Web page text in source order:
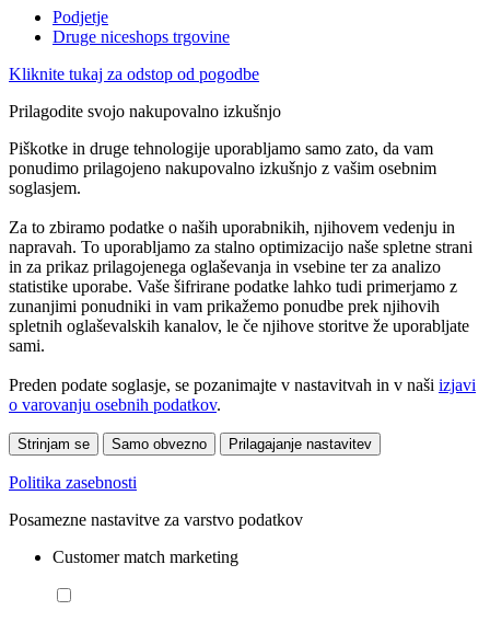
Podjetje
Druge niceshops trgovine
Kliknite tukaj za odstop od pogodbe
Prilagodite svojo nakupovalno izkušnjo
Piškotke in druge tehnologije uporabljamo samo zato, da vam
ponudimo prilagojeno nakupovalno izkušnjo z vašim osebnim
soglasjem.
Za to zbiramo podatke o naših uporabnikih, njihovem vedenju in
napravah. To uporabljamo za stalno optimizacijo naše spletne strani
in za prikaz prilagojenega oglaševanja in vsebine ter za analizo
statistike uporabe. Vaše šifrirane podatke lahko tudi primerjamo z
zunanjimi ponudniki in vam prikažemo ponudbe prek njihovih
spletnih oglaševalskih kanalov, le če njihove storitve že uporabljate
sami.
Preden podate soglasje, se pozanimajte v nastavitvah in v naši izjavi
o varovanju osebnih podatkov.
Strinjam se Samo obvezno Prilagajanje nastavitev
Politika zasebnosti
Posamezne nastavitve za varstvo podatkov
Customer match marketing